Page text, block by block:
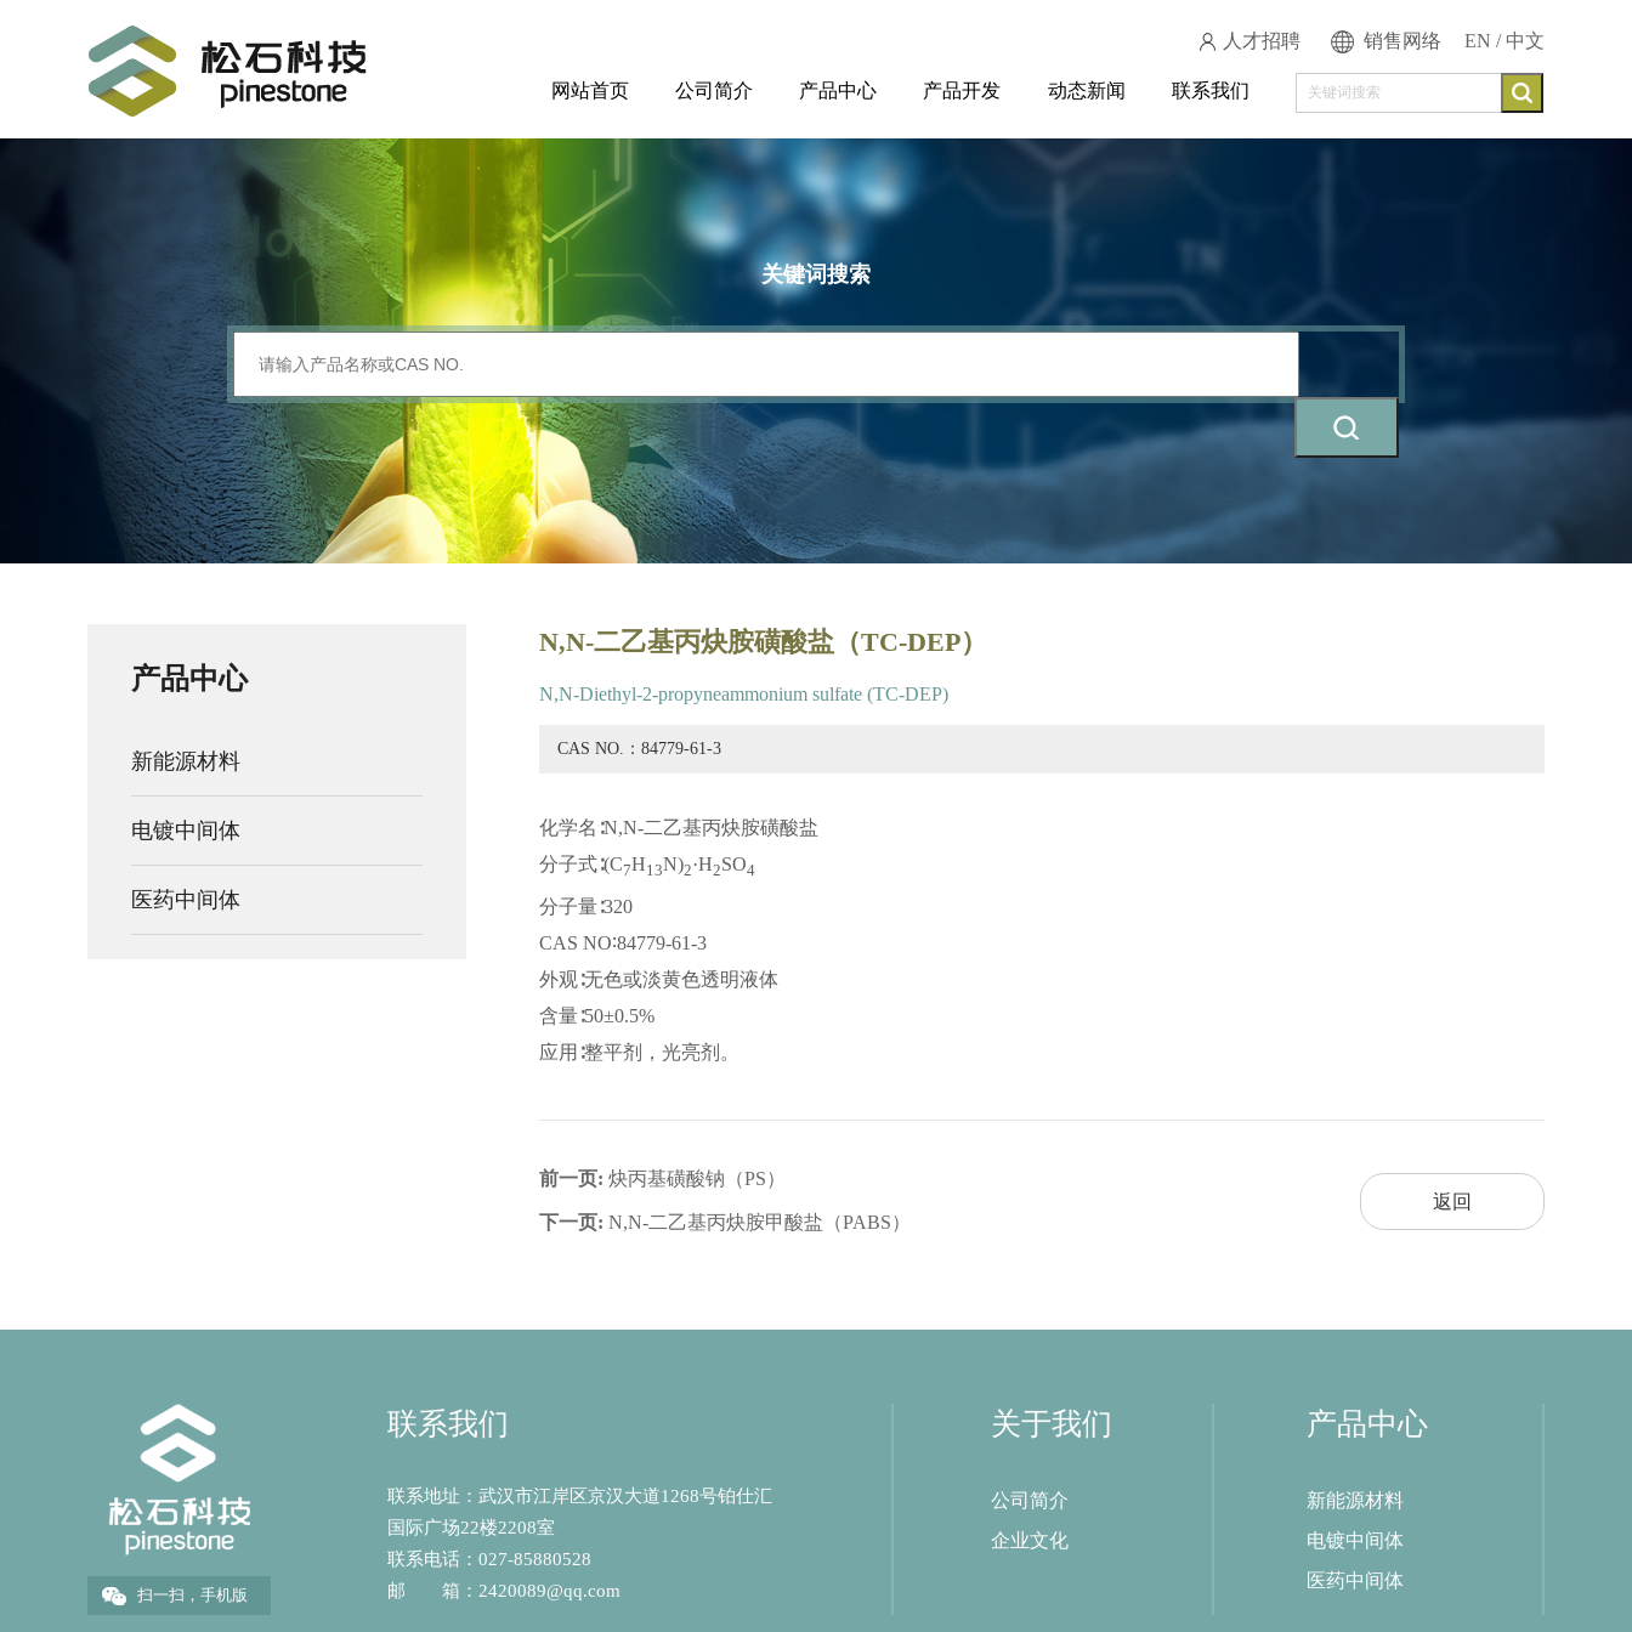
人才招聘 销售网络 EN / 中文
网站首页 公司简介 产品中心 产品开发 动态新闻 联系我们
关键词搜索
产品中心
新能源材料
电镀中间体
医药中间体
N,N-二乙基丙炔胺磺酸盐（TC-DEP）
N,N-Diethyl-2-propyneammonium sulfate (TC-DEP)
CAS NO.：84779-61-3
化学名∶N,N-二乙基丙炔胺磺酸盐
分子式∶(C7H13N)2 ·H2SO4
分子量∶320
CAS NO∶84779-61-3
外观∶无色或淡黄色透明液体
含量∶50±0.5%
应用∶整平剂，光亮剂。
前一页: 炔丙基磺酸钠（PS）
下一页: N,N-二乙基丙炔胺甲酸盐（PABS）
返回
扫一扫，手机版
联系我们
联系地址：武汉市江岸区京汉大道1268号铂仕汇
国际广场22楼2208室
联系电话：027-85880528
邮 箱： 2420089@qq.com
关于我们
公司简介
企业文化
产品中心
新能源材料
电镀中间体
医药中间体